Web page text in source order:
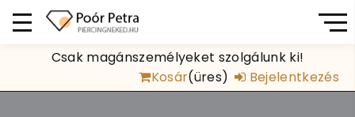
Csak magánszemélyeket szolgálunk ki!
Kosár(üres) Bejelentkezés